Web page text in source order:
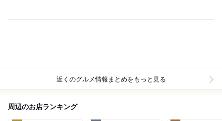
近くのグルメ情報まとめをもっと見る
周辺のお店ランキング